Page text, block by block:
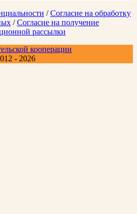
/Согласие на обработку
/Согласие на получение
рассылки
кооперации
- 2026